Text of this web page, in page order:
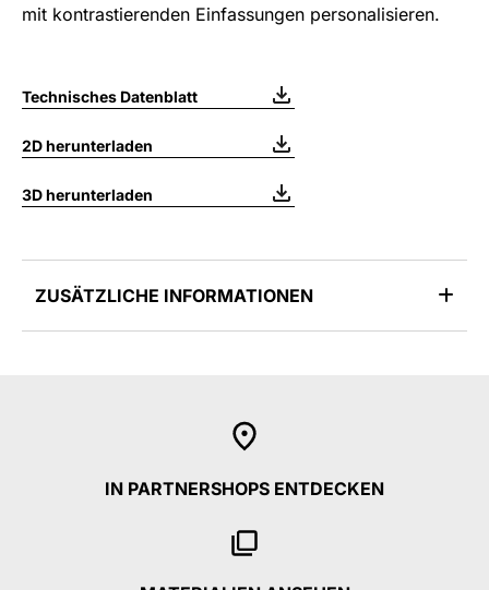
mit kontrastierenden Einfassungen personalisieren.
Technisches Datenblatt
2D herunterladen
3D herunterladen
ZUSÄTZLICHE INFORMATIONEN
IN PARTNERSHOPS ENTDECKEN